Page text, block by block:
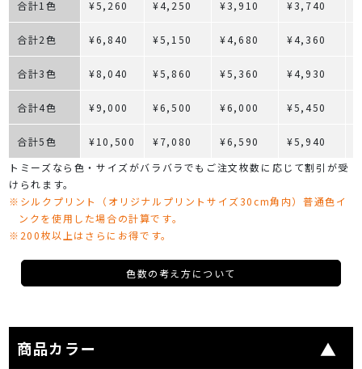
合計1色 ¥5,260 ¥4,250 ¥3,910 ¥3,740
合計2色 ¥6,840 ¥5,150 ¥4,680 ¥4,360
合計3色 ¥8,040 ¥5,860 ¥5,360 ¥4,930
合計4色 ¥9,000 ¥6,500 ¥6,000 ¥5,450
合計5色 ¥10,500 ¥7,080 ¥6,590 ¥5,940
トミーズなら色・サイズがバラバラでもご注文枚数に応じて割引が受
けられます。
※シルクプリント（オリジナルプリントサイズ30cm角内）普通色イ
ンクを使用した場合の計算です。
※200枚以上はさらにお得です。
色数の考え方について
商品カラー